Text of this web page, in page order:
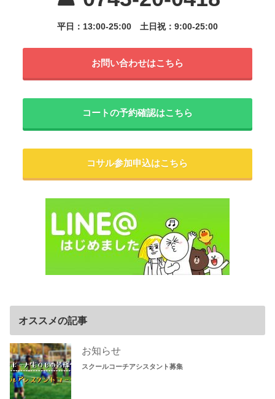
平日：13:00-25:00 土日祝：9:00-25:00
お問い合わせはこちら
コートの予約確認はこちら
コサル参加申込はこちら
オススメの記事
お知らせ
スクールコーチアシスタント募集